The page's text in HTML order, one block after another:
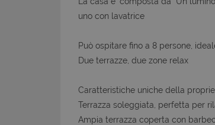
uno con lavatrice
Può ospitare fino a 8 persone,
Due terrazze, due zone relax
Caratteristiche uniche della
Terrazza soleggiata, perfetta per
Ampia terrazza coperta con